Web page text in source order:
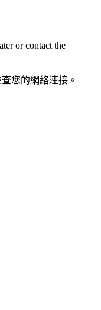
or contact the
您的網絡連接。